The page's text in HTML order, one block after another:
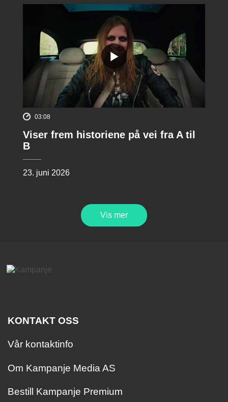
03:08
Viser frem historiene på vei fra A til
B
23. juni 2026
Vis mer
KONTAKT OSS
Vår kontaktinfo
Om Kampanje Media AS
Bestill Kampanje Premium